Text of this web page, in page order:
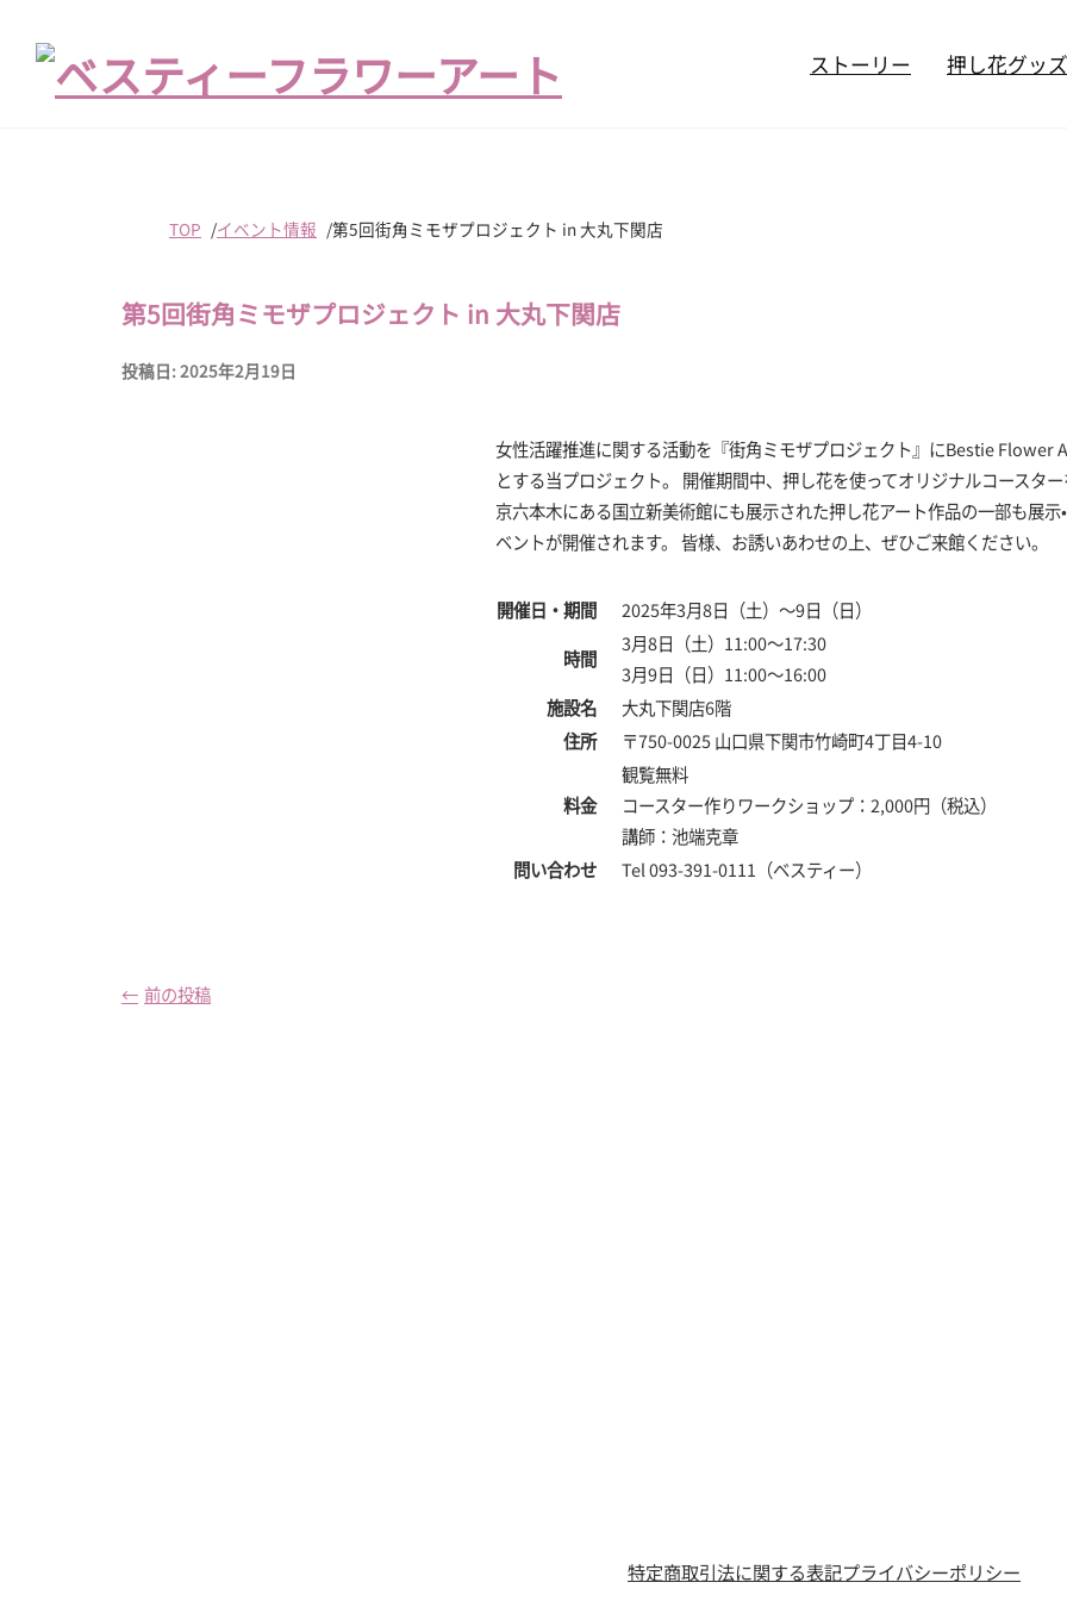
ストーリー 押し花グッズ
TOP イベント情報 第5回街角ミモザプロジェクト in 大丸下関店
第5回街角ミモザプロジェクト in 大丸下関店
投稿日: 2025年2月19日
女性活躍推進に関する活動を『街角ミモザプロジェクト』にBestie Flower
とする当プロジェクト。 開催期間中、押し花を使ってオリジナルコースタ
京六本木にある国立新美術館にも展示された押し花アート作品の一部も展
ベントが開催されます。 皆様、お誘いあわせの上、ぜひご来館ください。
開催日・期間
2025年3月8日（土）～9日（日）
時間
3月8日（土）11:00～17:30
3月9日（日）11:00～16:00
施設名
大丸下関店6階
住所
〒750-0025 山口県下関市竹崎町4丁目4-10
料金
観覧無料
コースター作りワークショップ：2,000円（税込）
講師：池端克章
問い合わせ
Tel 093-391-0111（ベスティー）
稿前の投稿前
特定商取引法に関する表記プライバシーポリシー